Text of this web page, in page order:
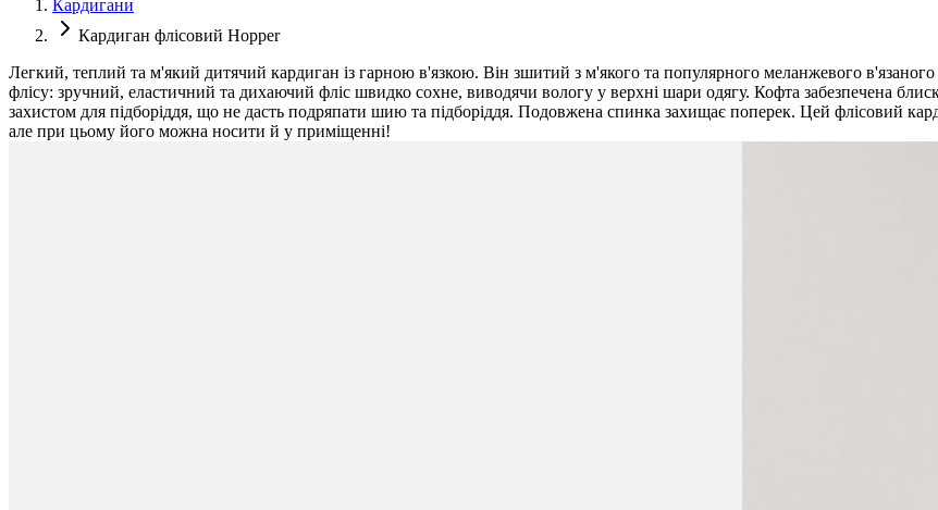
Кардигани
Кардиган флісовий Hopper
Легкий, теплий та м'який дитячий кардиган із гарною в'язкою. Він зшитий з м'якого та популярного меланжевого в'язаного
флісу: зручний, еластичний та дихаючий фліс швидко сохне, виводячи вологу у верхні шари одягу. Кофта забезпечена
захистом для підборіддя, що не дасть подряпати шию та підборіддя. Подовжена спинка захищає поперек. Цей флісовий
але при цьому його можна носити й у приміщенні!